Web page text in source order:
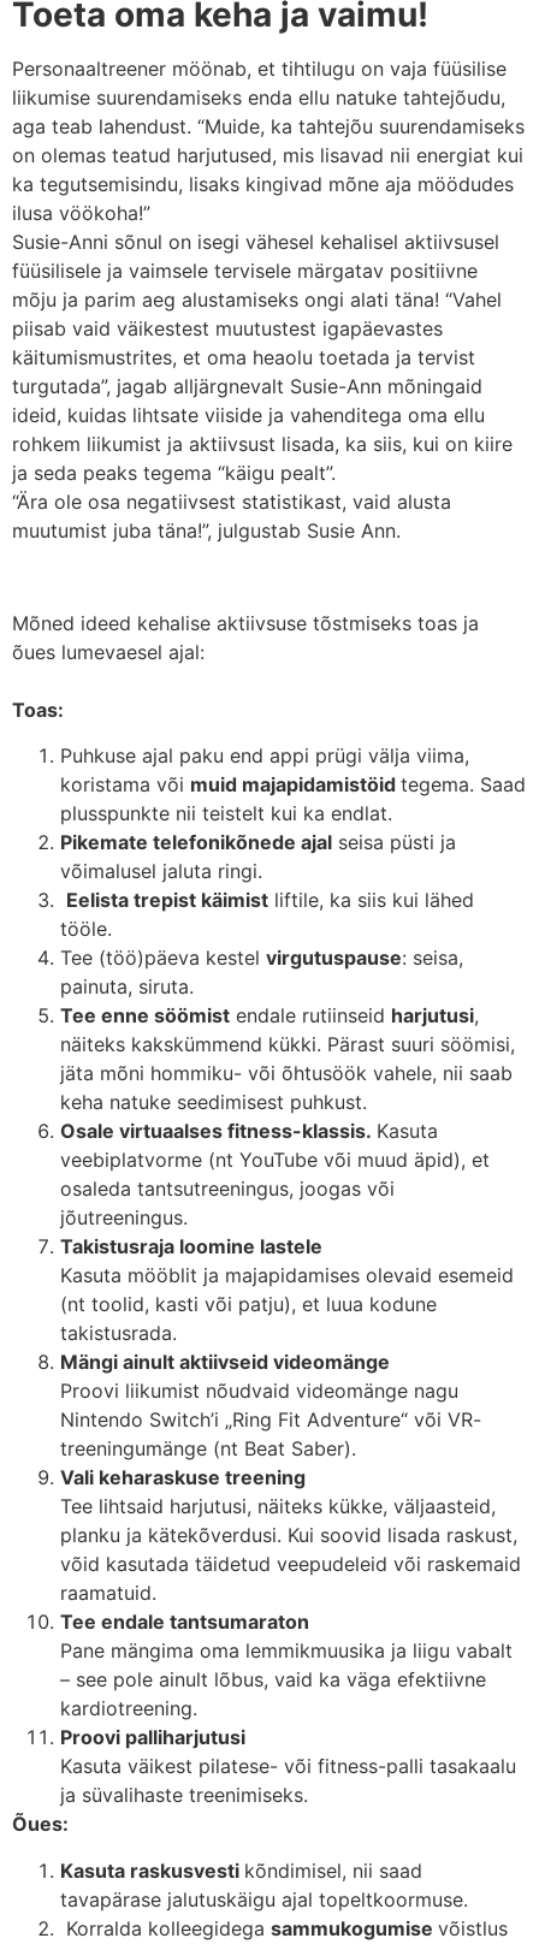
Toeta oma keha ja vaimu!
Personaaltreener möönab, et tihtilugu on vaja füüsilise
liikumise suurendamiseks enda ellu natuke tahtejõudu,
aga teab lahendust. “Muide, ka tahtejõu suurendamiseks
on olemas teatud harjutused, mis lisavad nii energiat kui
ka tegutsemisindu, lisaks kingivad mõne aja möödudes
ilusa vöökoha!”
Susie-Anni sõnul on isegi vähesel kehalisel aktiivsusel
füüsilisele ja vaimsele tervisele märgatav positiivne
mõju ja parim aeg alustamiseks ongi alati täna! “Vahel
piisab vaid väikestest muutustest igapäevastes
käitumismustrites, et oma heaolu toetada ja tervist
turgutada”, jagab alljärgnevalt Susie-Ann mõningaid
ideid, kuidas lihtsate viiside ja vahenditega oma ellu
rohkem liikumist ja aktiivsust lisada, ka siis, kui on kiire
ja seda peaks tegema “käigu pealt”.
“Ära ole osa negatiivsest statistikast, vaid alusta
muutumist juba täna!”, julgustab Susie Ann.
Mõned ideed kehalise aktiivsuse tõstmiseks toas ja
õues lumevaesel ajal:
Toas:
Puhkuse ajal paku end appi prügi välja viima,
koristama või muid majapidamistöid tegema. Saad
plusspunkte nii teistelt kui ka endlat.
Pikemate telefonikõnede ajal seisa püsti ja
võimalusel jaluta ringi.
Eelista trepist käimist liftile, ka siis kui lähed
tööle.
Tee (töö)päeva kestel virgutuspause: seisa,
painuta, siruta.
Tee enne söömist endale rutiinseid harjutusi,
näiteks kakskümmend kükki. Pärast suuri söömisi,
jäta mõni hommiku- või õhtusöök vahele, nii saab
keha natuke seedimisest puhkust.
Osale virtuaalses fitness-klassis. Kasuta
veebiplatvorme (nt YouTube või muud äpid), et
osaleda tantsutreeningus, joogas või
jõutreeningus.
Takistusraja loomine lastele
Kasuta mööblit ja majapidamises olevaid esemeid
(nt toolid, kasti või patju), et luua kodune
takistusrada.
Mängi ainult aktiivseid videomänge
Proovi liikumist nõudvaid videomänge nagu
Nintendo Switch’i „Ring Fit Adventure“ või VR-
treeningumänge (nt Beat Saber).
Vali keharaskuse treening
Tee lihtsaid harjutusi, näiteks kükke, väljaasteid,
planku ja kätekõverdusi. Kui soovid lisada raskust,
võid kasutada täidetud veepudeleid või raskemaid
raamatuid.
Tee endale tantsumaraton
Pane mängima oma lemmikmuusika ja liigu vabalt
– see pole ainult lõbus, vaid ka väga efektiivne
kardiotreening.
Proovi palliharjutusi
Kasuta väikest pilatese- või fitness-palli tasakaalu
ja süvalihaste treenimiseks.
Õues:
Kasuta raskusvesti kõndimisel, nii saad
tavapärase jalutuskäigu ajal topeltkoormuse.
Korralda kolleegidega sammukogumise võistlus